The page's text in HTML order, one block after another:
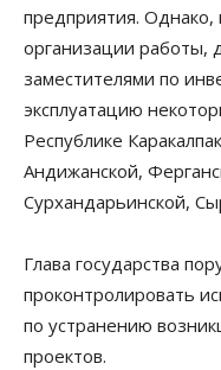
предприятия. Однако,
организации работы,
заместителями по
эксплуатацию
Республике
Андижанской,
Сурхандарьинской,
Глава государства
проконтролировать
по устранению
проектов.